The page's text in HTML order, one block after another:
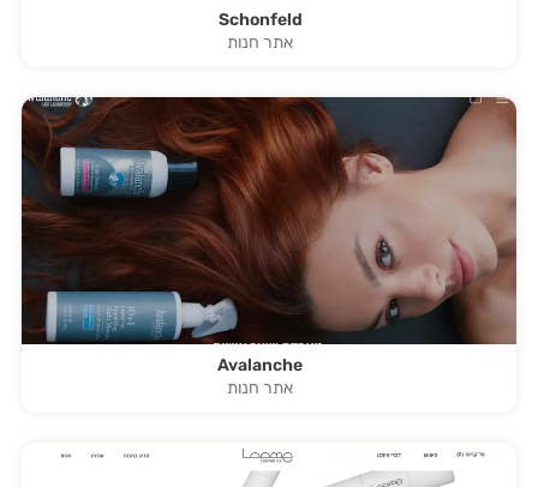
Schonfeld
אתר חנות
Avalanche
אתר חנות